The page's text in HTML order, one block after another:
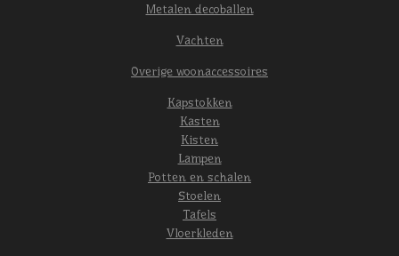
Metalen decoballen
Vachten
Overige woonaccessoires
Kapstokken
Kasten
Kisten
Lampen
Potten en schalen
Stoelen
Tafels
Vloerkleden